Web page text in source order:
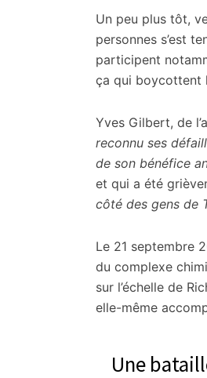
Un peu plus tôt,
personnes s’est
participent
ça qui boycottent
Yves Gilbert, de
reconnu ses
de son bénéfice
et qui a été
côté des gens de
Le 21 septembre
du complexe
sur l’échelle de
elle-même
Une